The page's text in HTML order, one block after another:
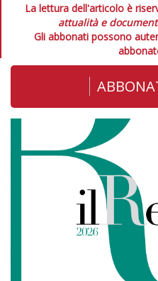
La lettura dell'articolo è
attualità e
Gli abbonati possono